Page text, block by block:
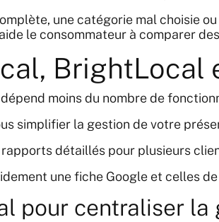
une catégorie mal choisie
le consommateur à comparer
BrightLocal
moins du nombre de
simplifier la gestion de votre
détaillés pour plusieurs
une fiche Google et celles
pour centraliser la